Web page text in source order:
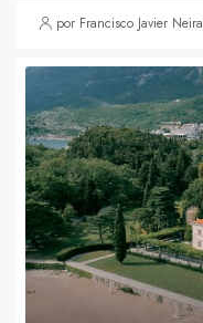
por Francisco Javier Neira